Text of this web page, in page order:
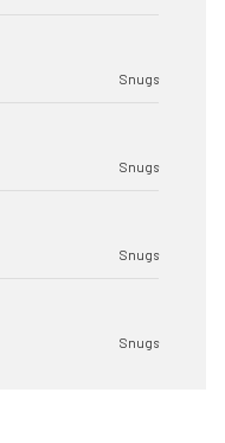
Snugs
Snugs
Snugs
Snugs